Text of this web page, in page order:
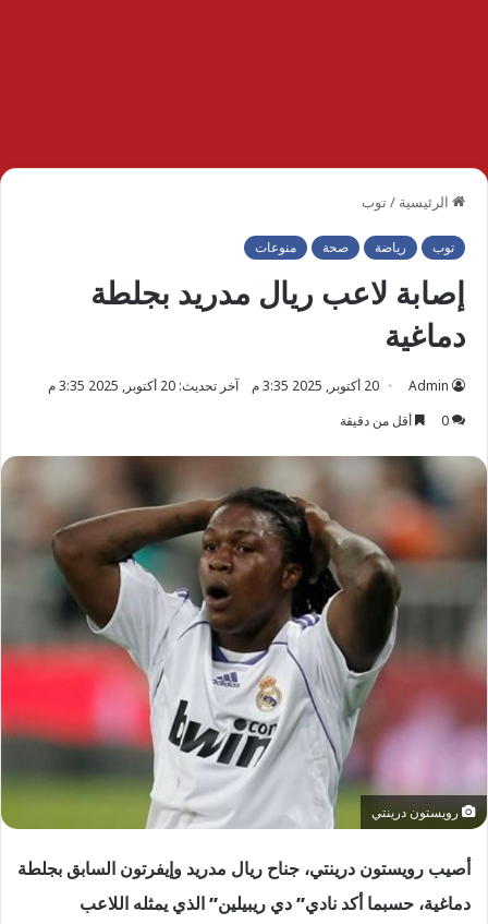
الرئيسية /توب
توب رياضة صحة منوعات
إصابة لاعب ريال مدريد بجلطة
دماغية
Admin 20 أكتوبر, 2025 3:35 م
آخر تحديث: 20 أكتوبر, 2025 3:35 م
0
أقل من دقيقة
رويستون درينتي
أصيب رويستون درينتي، جناح ريال مدريد وإيفرتون السابق بجلطة
دماغية، حسبما أكد نادي” دي ريبيلين” الذي يمثله اللاعب